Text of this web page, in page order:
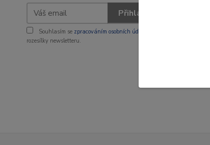
Přihlásit se
Souhlasím se zpracováním osobních údajů
rozesílky newsletteru.